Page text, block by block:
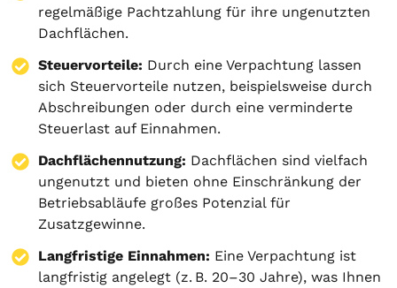
regelmäßige Pachtzahlung für ihre ungenutzten
Dachflächen.
Steuervorteile: Durch eine Verpachtung lassen
sich Steuervorteile nutzen, beispielsweise durch
Abschreibungen oder durch eine verminderte
Steuerlast auf Einnahmen.
Dachflächennutzung: Dachflächen sind vielfach
ungenutzt und bieten ohne Einschränkung der
Betriebsabläufe großes Potenzial für
Zusatzgewinne.
Langfristige Einnahmen: Eine Verpachtung ist
langfristig angelegt (z. B. 20–30 Jahre), was Ihnen